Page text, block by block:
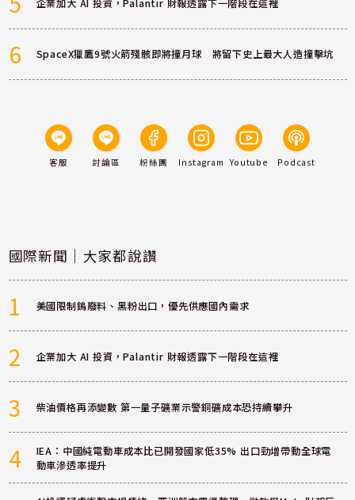
企業加大 AI 投資，Palantir 財報透露下一階段在這裡
6 SpaceX獵鷹9號火箭殘骸即將撞月球 將留下史上最大人造撞擊坑
客服 討論區 粉絲團 Instagram Youtube Podcast
國際新聞｜大家都說讚
1 美國限制鎢廢料、黑粉出口，優先供應國內需求
2 企業加大 AI 投資，Palantir 財報透露下一階段在這裡
3 柴油價格再添變數 第一量子礦業示警銅礦成本恐持續攀升
4
IEA：中國純電動車成本比已開發國家低35% 出口勁增帶動全球電
動車滲透率提升